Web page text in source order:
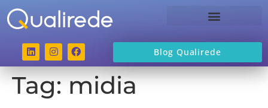
Blog Qualirede
Tag:midia